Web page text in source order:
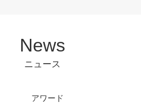
れまでの歩み
グループ会社のご紹介
セス
ングの課題解決を支援します。
営ASPシステムを提供しています。
News
ニュース
アワード